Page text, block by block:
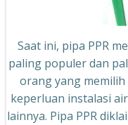
Saat ini, pipa PPR
paling populer dan
orang yang
keperluan instalasi
lainnya. Pipa PPR